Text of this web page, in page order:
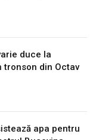
duce la
tronson din Octav
apa pentru